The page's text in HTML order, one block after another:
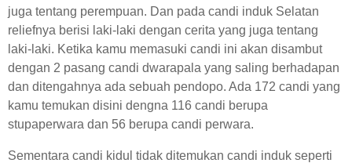
juga tentang perempuan. Dan pada candi induk Selatan
reliefnya berisi laki-laki dengan cerita yang juga tentang
laki-laki. Ketika kamu memasuki candi ini akan disambut
dengan 2 pasang candi dwarapala yang saling berhadapan
dan ditengahnya ada sebuah pendopo. Ada 172 candi yang
kamu temukan disini dengna 116 candi berupa
stupaperwara dan 56 berupa candi perwara.
Sementara candi kidul tidak ditemukan candi induk seperti